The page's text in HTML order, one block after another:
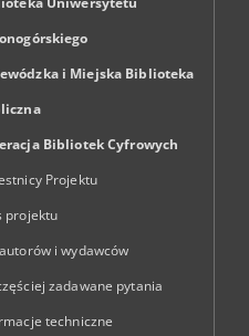
i Miejska Biblioteka
Bibliotek Cyfrowych
Projektu
projektu
i wydawców
zadawane pytania
techniczne